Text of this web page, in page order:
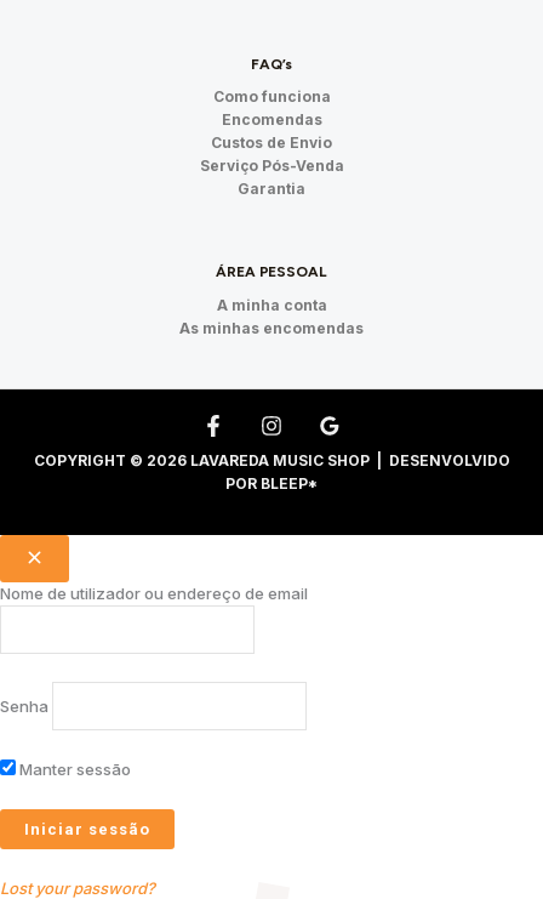
FAQ’s
Como funciona
Encomendas
Custos de Envio
Serviço Pós-Venda
Garantia
ÁREA PESSOAL
A minha conta
As minhas encomendas
COPYRIGHT © 2026 LAVAREDA MUSIC SHOP | DESENVOLVIDO
POR BLEEP*
Nome de utilizador ou endereço de email
Senha
Manter sessão
Lost your password?